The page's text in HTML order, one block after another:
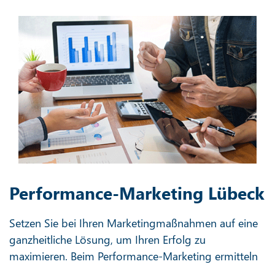
Performance-Marketing Lübeck
Setzen Sie bei Ihren Marketingmaßnahmen auf eine
ganzheitliche Lösung, um Ihren Erfolg zu
maximieren. Beim Performance-Marketing ermitteln